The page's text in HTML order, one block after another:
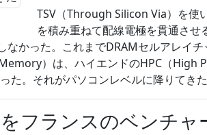
TSV（Through Silicon Via）を使
を積み重ねて配線電極を貫通させ
なかった。これまでDRAMセルアレイ
）は、ハイエンドのHPC（High
た。それがパソコンレベルに降りてき
フランスのベンチャ